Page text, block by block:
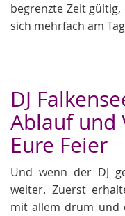
begrenzte Zeit
sich mehrfach am
DJ
Ablauf und
Eure Feier
Und wenn der DJ
weiter. Zuerst
mit allem drum und